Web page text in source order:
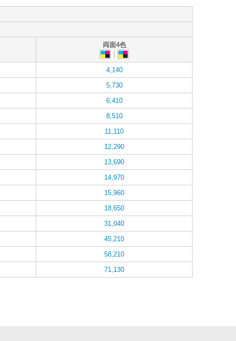
両面4色
4,140
5,730
6,410
8,510
11,110
12,290
13,690
14,970
15,960
18,650
31,040
45,210
58,210
71,130